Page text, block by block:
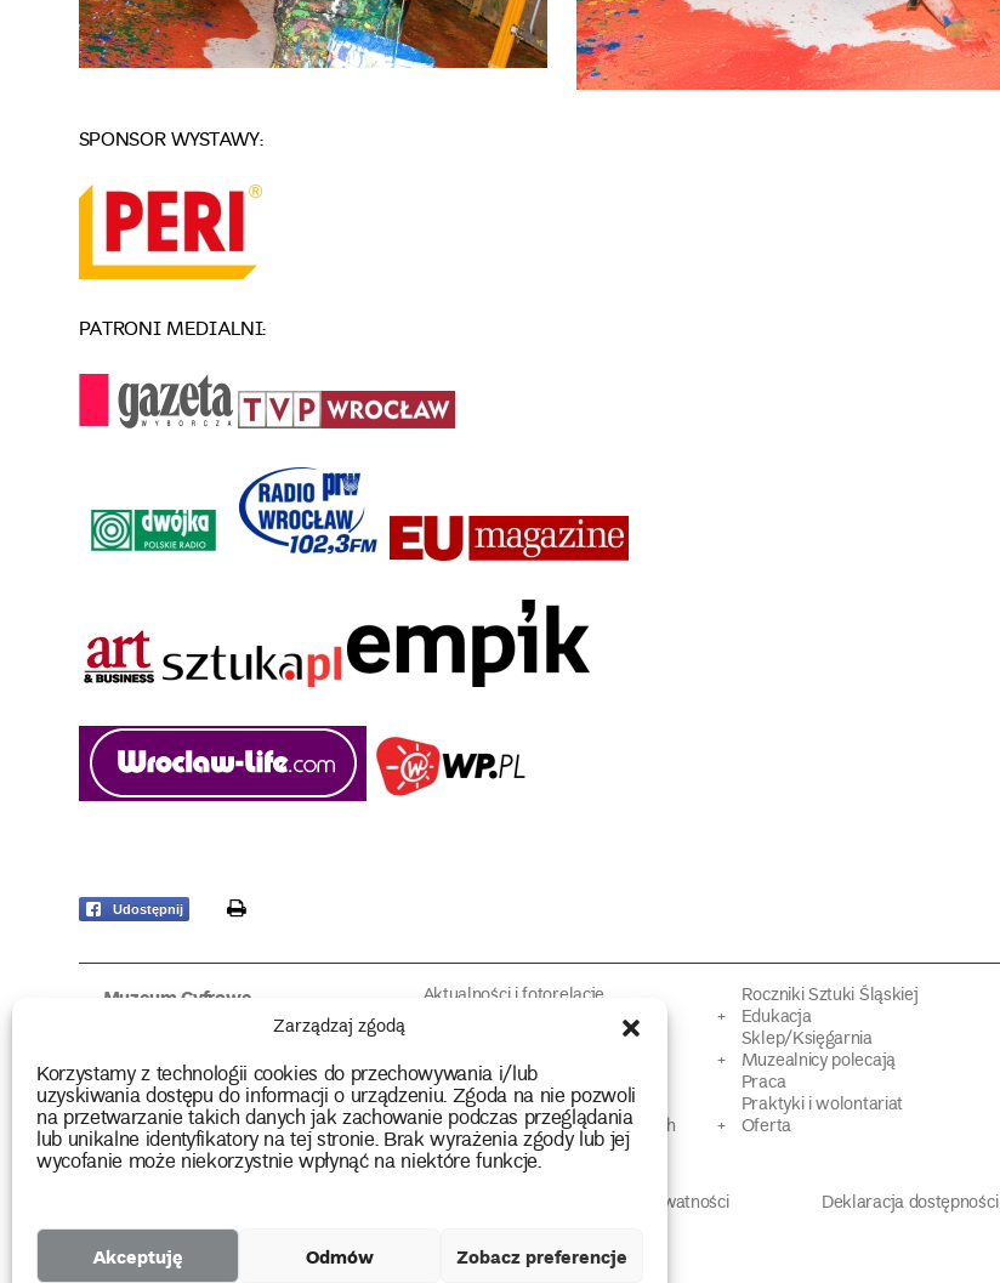
Zarządzaj zgodą
Korzystamy z technologii cookies do przechowywania i/lub
uzyskiwania dostępu do informacji o urządzeniu. Zgoda na nie pozwoli
na przetwarzanie takich danych jak zachowanie podczas przeglądania
lub unikalne identyfikatory na tej stronie. Brak wyrażenia zgody lub jej
wycofanie może niekorzystnie wpłynąć na niektóre funkcje.
Akceptuję Odmów Zobacz preferencje
SPONSOR WYSTAWY:
PATRONI MEDIALNI:
Udostępnij print
Muzeum Cyfrowe
Użyczenia obiektów
Biblioteka
Wydawnictwo
Multimedia
Aktualności i fotorelacje
Muzealne rozmowy
Kolekcja
Europejskie Dni Dziedzictwa
Programy badań strat wojennych
Roczniki Sztuki Śląskiej
Edukacja
Sklep/Księgarnia
Muzealnicy polecają
Praca
Praktyki i wolontariat
Oferta
Polityka prywatności Deklaracja dostępności
Projekty
unijne